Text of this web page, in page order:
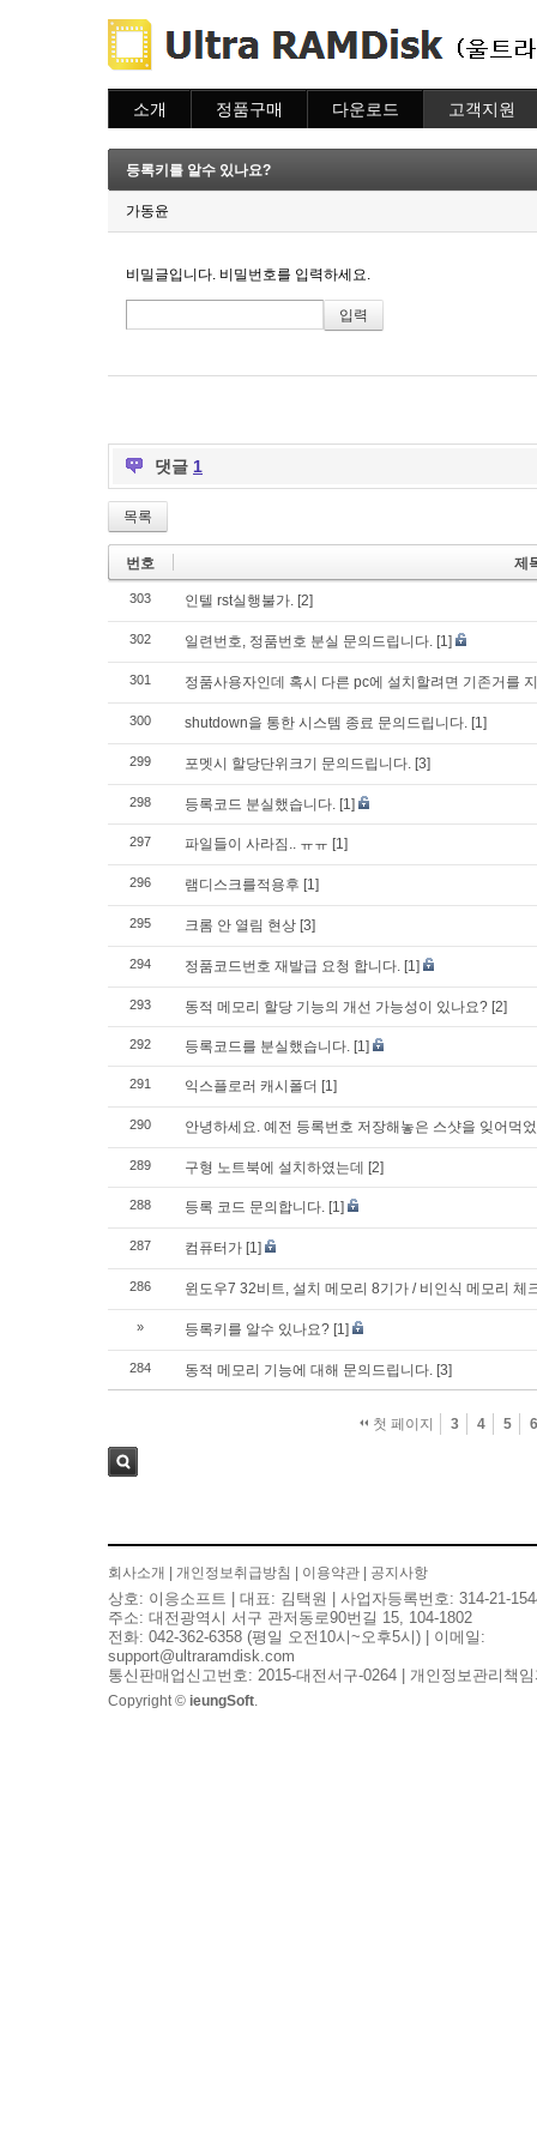
소개 정품구매
주문조회
이용안내
다운로드 고객지원
질문하기
등록키를 알수 있나요?
가동윤
비밀글입니다. 비밀번호를 입력하세요.
댓글 1
목록
번호 제
303 인텔 rst실행불가. [2]
302 일련번호, 정품번호 분실 문의드립니다. [1]
301 정품사용자인데 혹시 다른 pc에 설치할려면 기존거를
300 shutdown을 통한 시스템 종료 문의드립니다. [1]
299 포멧시 할당단위크기 문의드립니다. [3]
298 등록코드 분실했습니다. [1]
297 파일들이 사라짐.. ㅠㅠ [1]
296 램디스크를적용후 [1]
295 크롬 안 열림 현상 [3]
294 정품코드번호 재발급 요청 합니다. [1]
293 동적 메모리 할당 기능의 개선 가능성이 있나요? [2]
292 등록코드를 분실했습니다. [1]
291 익스플로러 캐시폴더 [1]
290 안녕하세요. 예전 등록번호 저장해놓은 스샷을 잊어먹
289 구형 노트북에 설치하였는데 [2]
288 등록 코드 문의합니다. [1]
287 컴퓨터가 [1]
286 윈도우7 32비트, 설치 메모리 8기가 / 비인식 메모리 체
» 등록키를 알수 있나요? [1]
284 동적 메모리 기능에 대해 문의드립니다. [3]
첫 페이지 3 4 5 6
회사소개 개인정보취급방침 이용약관 공지사항
상호: 이응소프트 | 대표: 김택원 | 사업자등록번호: 314-21-
주소: 대전광역시 서구 관저동로90번길 15, 104-1802
전화: 042-362-6358 (평일 오전10시~오후5시) | 이메일:
support@ultraramdisk.com
통신판매업신고번호: 2015-대전서구-0264 | 개인정보관리책
Copyright © ieungSoft.